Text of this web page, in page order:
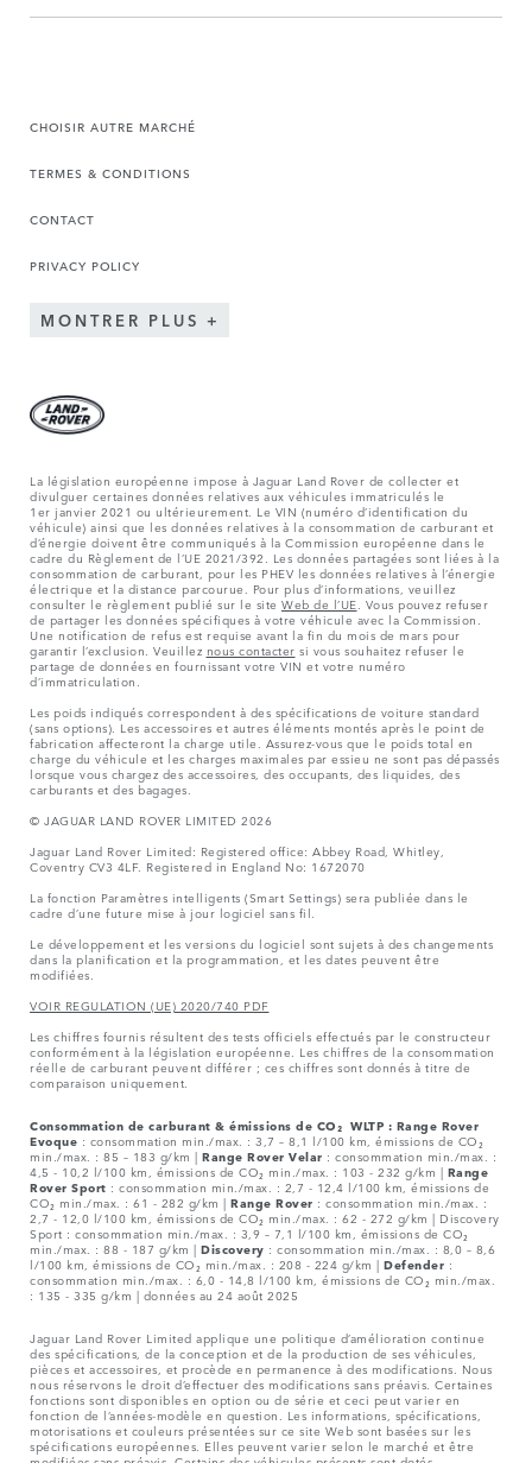
CHOISIR AUTRE MARCHÉ
TERMES & CONDITIONS
CONTACT
PRIVACY POLICY
MONTRER PLUS
La législation européenne impose à Jaguar Land Rover de collecter et
divulguer certaines données relatives aux véhicules immatriculés le
1er janvier 2021 ou ultérieurement. Le VIN (numéro d’identification du
véhicule) ainsi que les données relatives à la consommation de carburant et
d’énergie doivent être communiqués à la Commission européenne dans le
cadre du Règlement de l’UE 2021/392. Les données partagées sont liées à la
consommation de carburant, pour les PHEV les données relatives à l’énergie
électrique et la distance parcourue. Pour plus d’informations, veuillez
consulter le règlement publié sur le site Web de l’UE . Vous pouvez refuser
de partager les données spécifiques à votre véhicule avec la Commission.
Une notification de refus est requise avant la fin du mois de mars pour
garantir l’exclusion. Veuillez nous contacter si vous souhaitez refuser le
partage de données en fournissant votre VIN et votre numéro
d’immatriculation.
Les poids indiqués correspondent à des spécifications de voiture standard
(sans options). Les accessoires et autres éléments montés après le point de
fabrication affecteront la charge utile. Assurez-vous que le poids total en
charge du véhicule et les charges maximales par essieu ne sont pas dépassés
lorsque vous chargez des accessoires, des occupants, des liquides, des
carburants et des bagages.
© JAGUAR LAND ROVER LIMITED 2026
Jaguar Land Rover Limited: Registered office: Abbey Road, Whitley,
Coventry CV3 4LF. Registered in England No: 1672070
La fonction Paramètres intelligents (Smart Settings) sera publiée dans le
cadre d’une future mise à jour logiciel sans fil.
Le développement et les versions du logiciel sont sujets à des changements
dans la planification et la programmation, et les dates peuvent être
modifiées.
VOIR REGULATION (UE) 2020/740 PDF
Les chiffres fournis résultent des tests officiels effectués par le constructeur
conformément à la législation européenne. Les chiffres de la consommation
réelle de carburant peuvent différer ; ces chiffres sont donnés à titre de
comparaison uniquement.
Consommation de carburant & émissions de CO₂ WLTP : Range Rover
Evoque : consommation min./max. : 3,7 – 8,1 l/100 km, émissions de CO₂
min./max. : 85 – 183 g/km | Range Rover Velar : consommation min./max. :
4,5 - 10,2 l/100 km, émissions de CO₂ min./max. : 103 - 232 g/km | Range
Rover Sport : consommation min./max. : 2,7 - 12,4 l/100 km, émissions de
CO₂ min./max. : 61 - 282 g/km | Range Rover : consommation min./max. :
2,7 - 12,0 l/100 km, émissions de CO₂ min./max. : 62 - 272 g/km | Discovery
Sport : consommation min./max. : 3,9 – 7,1 l/100 km, émissions de CO₂
min./max. : 88 - 187 g/km | Discovery : consommation min./max. : 8,0 – 8,6
l/100 km, émissions de CO₂ min./max. : 208 - 224 g/km | Defender :
consommation min./max. : 6,0 - 14,8 l/100 km, émissions de CO₂ min./max.
: 135 - 335 g/km | données au 24 août 2025
Jaguar Land Rover Limited applique une politique d’amélioration continue
des spécifications, de la conception et de la production de ses véhicules,
pièces et accessoires, et procède en permanence à des modifications. Nous
nous réservons le droit d’effectuer des modifications sans préavis. Certaines
fonctions sont disponibles en option ou de série et ceci peut varier en
fonction de l’années-modèle en question. Les informations, spécifications,
motorisations et couleurs présentées sur ce site Web sont basées sur les
spécifications européennes. Elles peuvent varier selon le marché et être